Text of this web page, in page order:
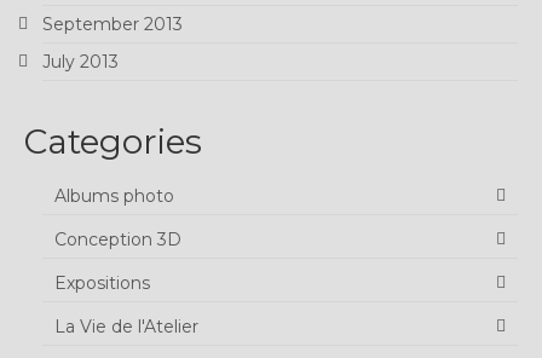
September 2013
July 2013
Categories
Albums photo
Conception 3D
Expositions
La Vie de l'Atelier